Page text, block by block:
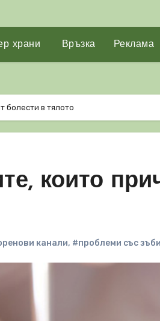
храни Връзка Реклама
болести в тялото
които
канали, #проблеми със